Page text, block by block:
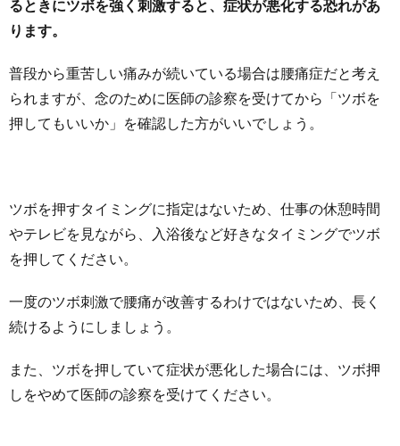
るときにツボを強く刺激すると、症状が悪化する恐れがあ
ります。
普段から重苦しい痛みが続いている場合は腰痛症だと考え
られますが、念のために医師の診察を受けてから「ツボを
押してもいいか」を確認した方がいいでしょう。
ツボを押すタイミングに指定はないため、仕事の休憩時間
やテレビを見ながら、入浴後など好きなタイミングでツボ
を押してください。
一度のツボ刺激で腰痛が改善するわけではないため、長く
続けるようにしましょう。
また、ツボを押していて症状が悪化した場合には、ツボ押
しをやめて医師の診察を受けてください。